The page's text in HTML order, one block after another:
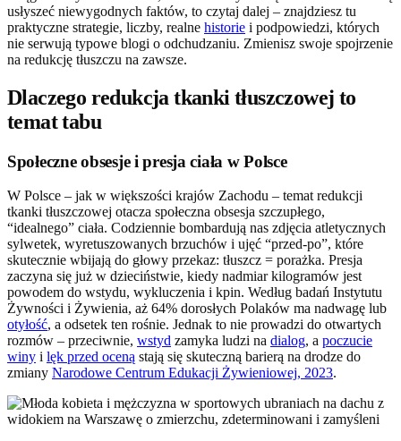
usłyszeć niewygodnych faktów, to czytaj dalej – znajdziesz tu
praktyczne strategie, liczby, realne historie i podpowiedzi, których
nie serwują typowe blogi o odchudzaniu. Zmienisz swoje spojrzenie
na redukcję tłuszczu na zawsze.
Dlaczego redukcja tkanki tłuszczowej to
temat tabu
Społeczne obsesje i presja ciała w Polsce
W Polsce – jak w większości krajów Zachodu – temat redukcji
tkanki tłuszczowej otacza społeczna obsesja szczupłego,
“idealnego” ciała. Codziennie bombardują nas zdjęcia atletycznych
sylwetek, wyretuszowanych brzuchów i ujęć “przed-po”, które
skutecznie wbijają do głowy przekaz: tłuszcz = porażka. Presja
zaczyna się już w dzieciństwie, kiedy nadmiar kilogramów jest
powodem do wstydu, wykluczenia i kpin. Według badań Instytutu
Żywności i Żywienia, aż 64% dorosłych Polaków ma nadwagę lub
otyłość, a odsetek ten rośnie. Jednak to nie prowadzi do otwartych
rozmów – przeciwnie, wstyd zamyka ludzi na dialog, a poczucie
winy i lęk przed oceną stają się skuteczną barierą na drodze do
zmiany Narodowe Centrum Edukacji Żywieniowej, 2023.